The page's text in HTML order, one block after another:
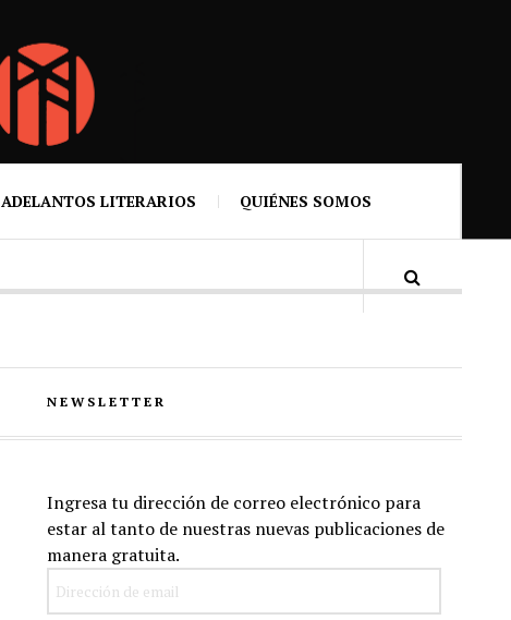
ADELANTOS LITERARIOS QUIÉNES SOMOS
NEWSLETTER
Ingresa tu dirección de correo electrónico para
estar al tanto de nuestras nuevas publicaciones de
manera gratuita.